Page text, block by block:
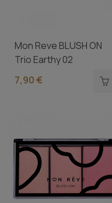
Mon Reve BLUSH ON
Trio Earthy 02
7,90 €